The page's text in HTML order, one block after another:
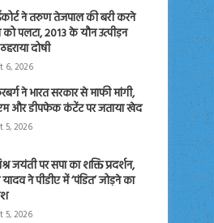
ने तरुण तेजपाल की बरी करने
पलटा, 2013 के यौन उत्पीड़न
दोषी
6, 2026
ने भारत सरकार से माफी मांगी,
और डीपफेक कंटेंट पर जताया खेद
5, 2026
जयंती पर सपा का शक्ति प्रदर्शन,
ने पीडीए में ‘पंडित’ जोड़ने का
5, 2026